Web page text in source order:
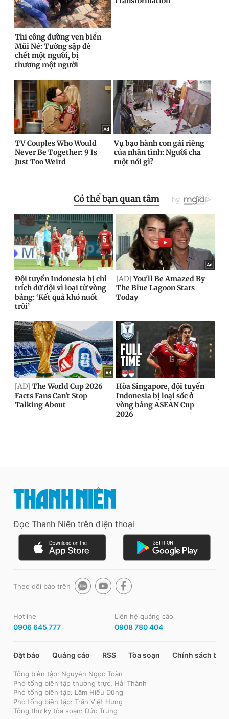
Đọc Thanh Niên trên điện thoại
Theo dõi báo trên
Hotline
0906 645 777
Liên hệ quảng cáo
0908 780 404
Đặt báo Quảng cáo RSS Tòa soạn Chính sách bảo
Tổng biên tập: Nguyễn Ngọc Toàn
Phó tổng biên tập thường trực: Hải Thành
Phó tổng biên tập: Lâm Hiếu Dũng
Phó tổng biên tập: Trần Việt Hưng
Tổng thư ký tòa soạn: Đức Trung